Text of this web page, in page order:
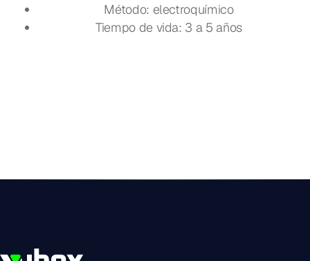
Método: electroquímico
Tiempo de vida: 3 a 5 años